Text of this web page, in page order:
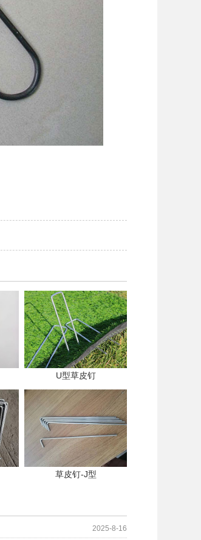
U型草皮钉
草皮钉-J型
2025-8-16